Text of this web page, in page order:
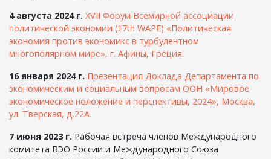
4 августа 2024 г. XVII Форум Всемирной ассоциации
политической экономии (17th WAPE) «Политическая
экономия против экономикс в турбулентном
многополярном мире», г. Афины, Греция.
16 января 2024 г. Презентация Доклада Департамента по
экономическим и социальным вопросам ООН «Мировое
экономическое положение и перспективы, 2024», Москва,
ул. Тверская, д.22А.
7 июня 2023 г. Рабочая встреча членов Международного
комитета ВЭО России и Международного Союза